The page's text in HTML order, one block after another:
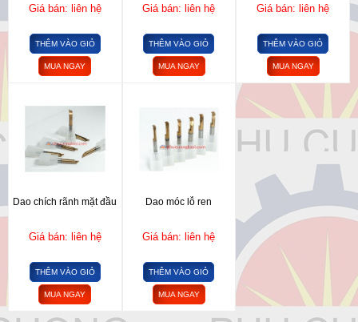
Giá bán: liên hệ
THÊM VÀO GIỎ
MUA NGAY
Giá bán: liên hệ
THÊM VÀO GIỎ
MUA NGAY
Giá bán: liên hệ
THÊM VÀO GIỎ
MUA NGAY
Dao chích rãnh mặt đầu
Giá bán: liên hệ
THÊM VÀO GIỎ
MUA NGAY
Dao móc lỗ ren
Giá bán: liên hệ
THÊM VÀO GIỎ
MUA NGAY